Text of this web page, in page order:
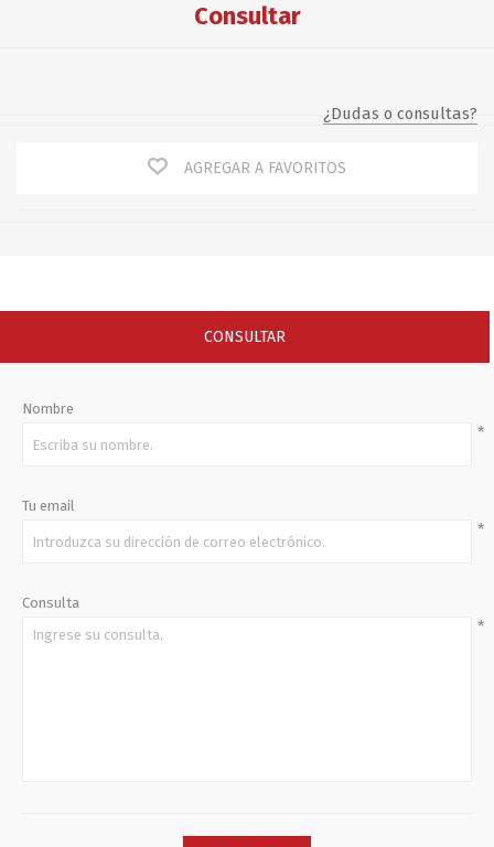
Consultar
¿Dudas o consultas?
AGREGAR A FAVORITOS
CONSULTAR
Nombre
*
Tu email
*
Consulta
*